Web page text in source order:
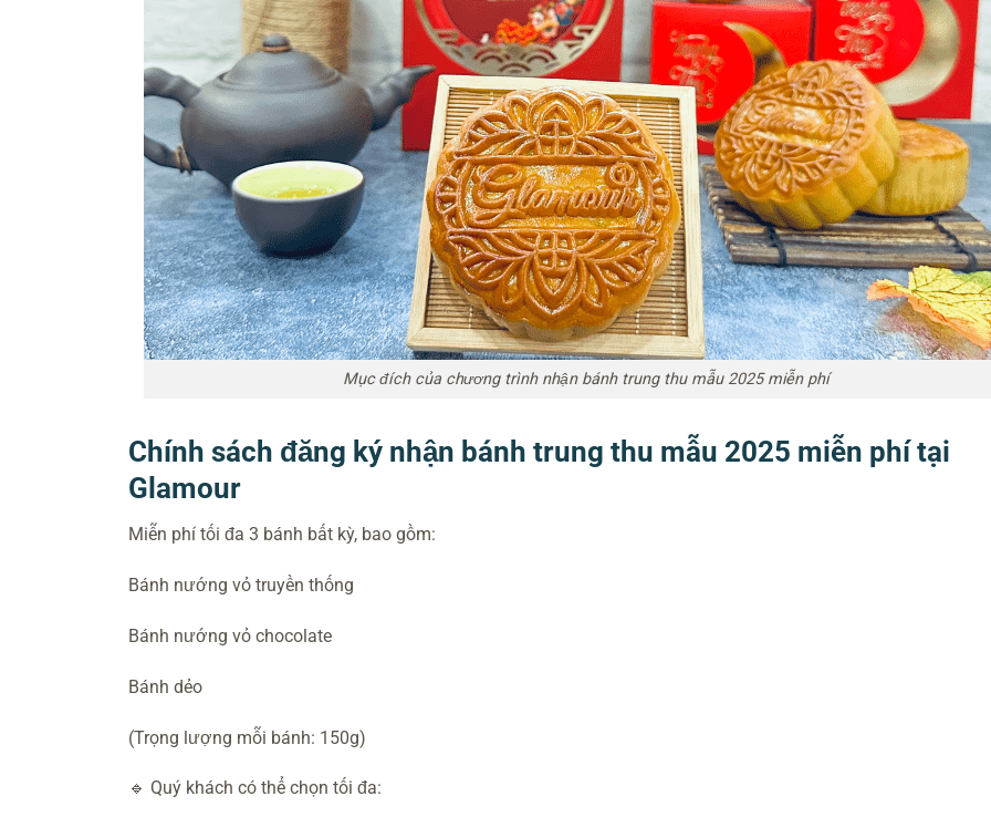
Mục đích của chương trình nhận bánh trung thu mẫu 2025 miễn phí
Chính sách đăng ký nhận bánh trung thu mẫu 2025 miễn phí tại
Glamour
Miễn phí tối đa 3 bánh bất kỳ, bao gồm:
Bánh nướng vỏ truyền thống
Bánh nướng vỏ chocolate
Bánh dẻo
(Trọng lượng mỗi bánh: 150g)
🔹 Quý khách có thể chọn tối đa: